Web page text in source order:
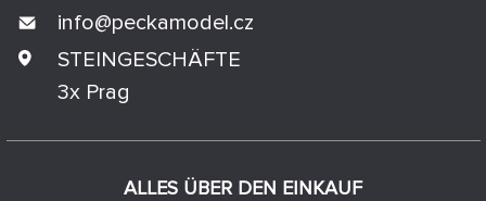
ALLES ÜBER DEN EINKAUF
info@peckamodel.cz
STEINGESCHÄFTE
3x Prag